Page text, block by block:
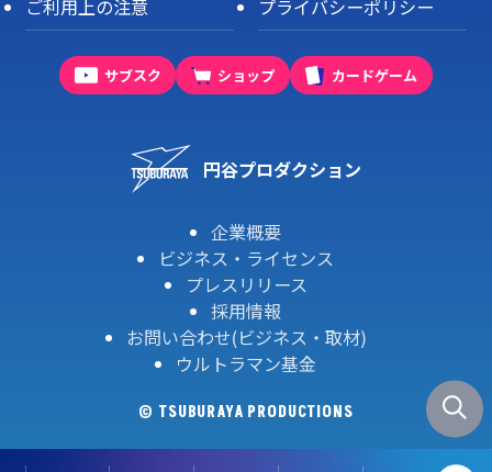
ご利用上の注意 プライバシーポリシー
サブスク ショップ カードゲーム
円谷プロダクション
企業概要
ビジネス・ライセンス
プレスリリース
採用情報
お問い合わせ(ビジネス・取材)
ウルトラマン基金
© TSUBURAYA PRODUCTIONS